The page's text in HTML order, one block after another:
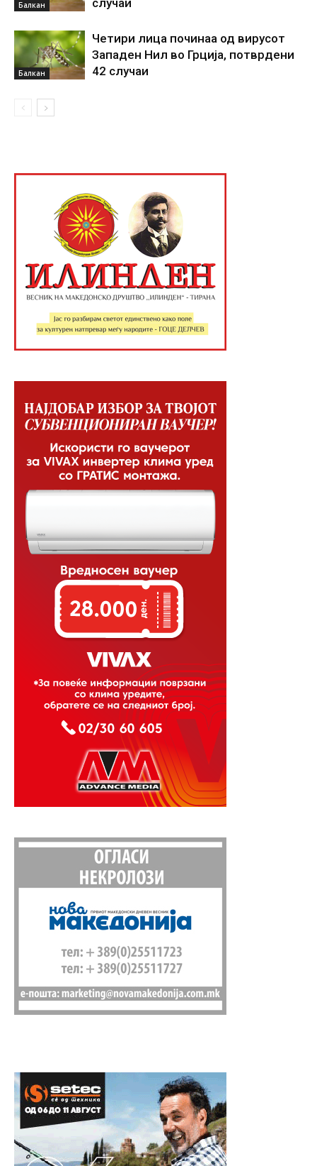
Балкан
Балкан
Четири лица починаа од вирусот
Западен Нил во Грција, потврдени
42 случаи